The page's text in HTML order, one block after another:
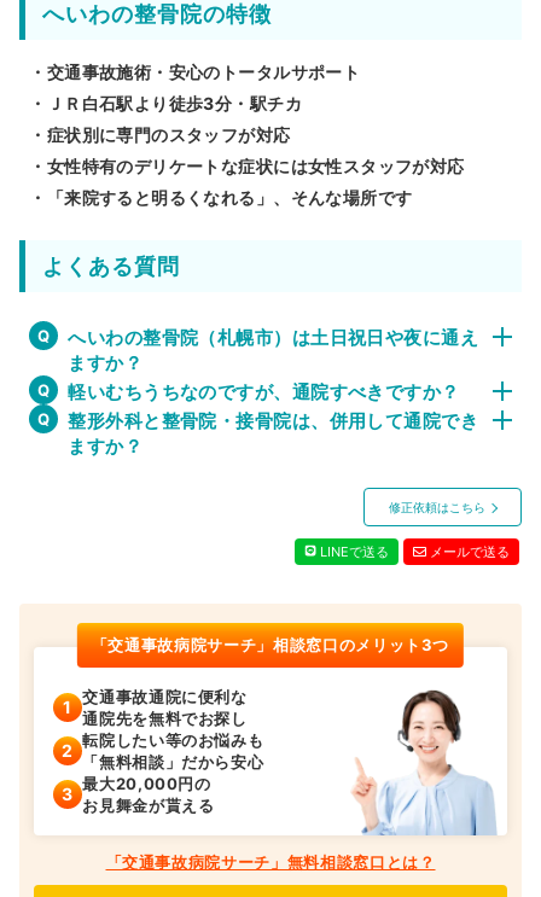
へいわの整骨院の特徴
・交通事故施術・安心のトータルサポート
・ＪＲ白石駅より徒歩3分・駅チカ
・症状別に専門のスタッフが対応
・女性特有のデリケートな症状には女性スタッフが対応
・「来院すると明るくなれる」、そんな場所です
よくある質問
へいわの整骨院（札幌市）は土日祝日や夜に通え
ますか？
軽いむちうちなのですが、通院すべきですか？
整形外科と整骨院・接骨院は、併用して通院でき
ますか？
修正依頼はこちら
LINEで送る メールで送る
「交通事故病院サーチ」相談窓口のメリット3つ
交通事故通院に便利な
通院先を無料でお探し
転院したい等のお悩みも
「無料相談」だから安心
最大20,000円の
お見舞金が貰える
「交通事故病院サーチ」無料相談窓口とは？